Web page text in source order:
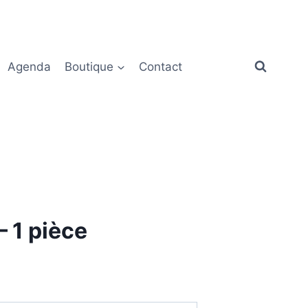
Agenda Boutique Contact
1 pièce